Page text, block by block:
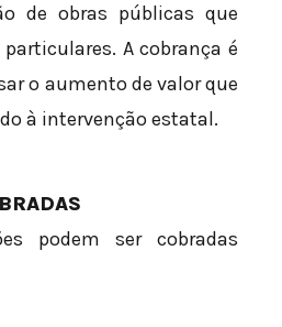
de obras públicas que
A cobrança é
o aumento de valor que
à intervenção estatal.
podem ser cobradas